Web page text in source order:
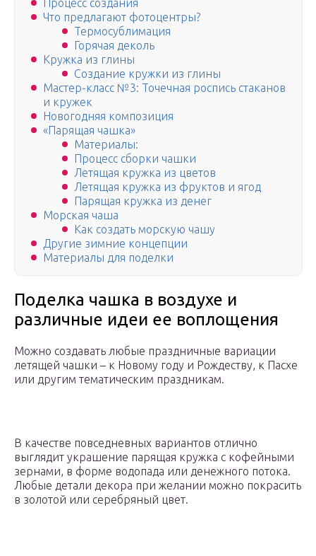
Процесс создания
Что предлагают фотоцентры?
Термосублимация
Горячая деколь
Кружка из глины
Создание кружки из глины
Мастер-класс №3: Точечная роспись стаканов
и кружек
Новогодняя композиция
«Парящая чашка»
Материалы:
Процесс сборки чашки
Летящая кружка из цветов
Летящая кружка из фруктов и ягод
Парящая кружка из денег
Морская чаша
Как создать морскую чашу
Другие зимние концепции
Материалы для поделки
Поделка чашка в воздухе и
различные идеи ее воплощения
Можно создавать любые праздничные вариации
летящей чашки – к Новому году и Рождеству, к Пасхе
или другим тематическим праздникам.
В качестве повседневных вариантов отлично
выглядит украшение парящая кружка с кофейными
зернами, в форме водопада или денежного потока.
Любые детали декора при желании можно покрасить
в золотой или серебряный цвет.